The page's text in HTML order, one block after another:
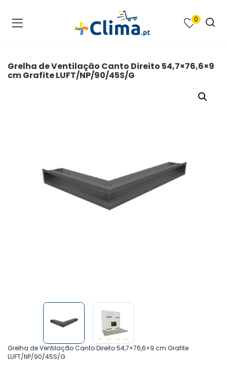
0
Grelha de Ventilação Canto Direito 54,7×76,6×9
cm Grafite LUFT/NP/90/45S/G
Grelha de Ventilação Canto Direito 54,7×76,6×9 cm Grafite
LUFT/NP/90/45S/G